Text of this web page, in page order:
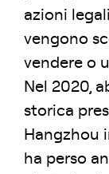
azioni
vengono
vendere o
Nel 2020,
storica
Hangzhou
ha perso